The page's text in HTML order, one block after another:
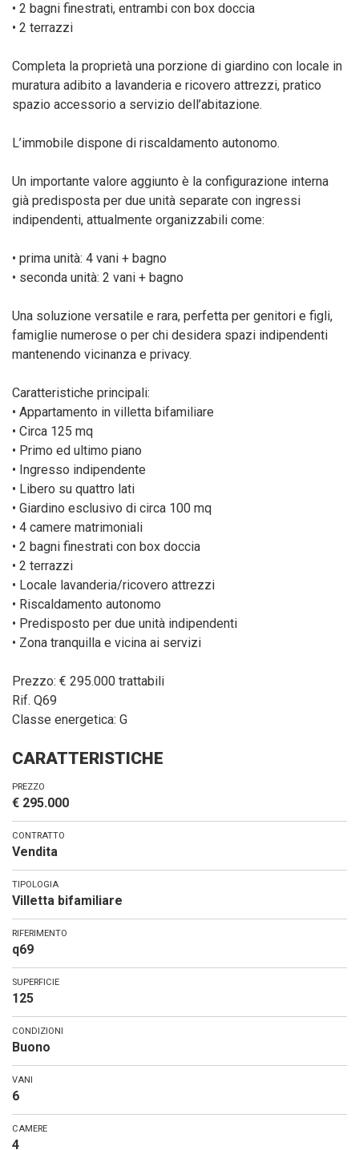
• 2 bagni finestrati, entrambi con box doccia
• 2 terrazzi
Completa la proprietà una porzione di giardino con locale in
muratura adibito a lavanderia e ricovero attrezzi, pratico
spazio accessorio a servizio dell’abitazione.
L’immobile dispone di riscaldamento autonomo.
Un importante valore aggiunto è la configurazione interna
già predisposta per due unità separate con ingressi
indipendenti, attualmente organizzabili come:
• prima unità: 4 vani + bagno
• seconda unità: 2 vani + bagno
Una soluzione versatile e rara, perfetta per genitori e figli,
famiglie numerose o per chi desidera spazi indipendenti
mantenendo vicinanza e privacy.
Caratteristiche principali:
• Appartamento in villetta bifamiliare
• Circa 125 mq
• Primo ed ultimo piano
• Ingresso indipendente
• Libero su quattro lati
• Giardino esclusivo di circa 100 mq
• 4 camere matrimoniali
• 2 bagni finestrati con box doccia
• 2 terrazzi
• Locale lavanderia/ricovero attrezzi
• Riscaldamento autonomo
• Predisposto per due unità indipendenti
• Zona tranquilla e vicina ai servizi
Prezzo: € 295.000 trattabili
Rif. Q69
Classe energetica: G
CARATTERISTICHE
PREZZO
€ 295.000
CONTRATTO
Vendita
TIPOLOGIA
Villetta bifamiliare
RIFERIMENTO
q69
SUPERFICIE
125
CONDIZIONI
Buono
VANI
6
CAMERE
4